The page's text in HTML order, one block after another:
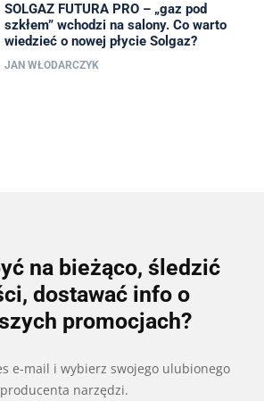
SOLGAZ FUTURA PRO – „gaz pod
szkłem” wchodzi na salony. Co warto
wiedzieć o nowej płycie Solgaz?
JAN WŁODARCZYK
na bieżąco, śledzić
dostawać info o
promocjach?
e-mail i wybierz swojego ulubionego
producenta narzędzi.